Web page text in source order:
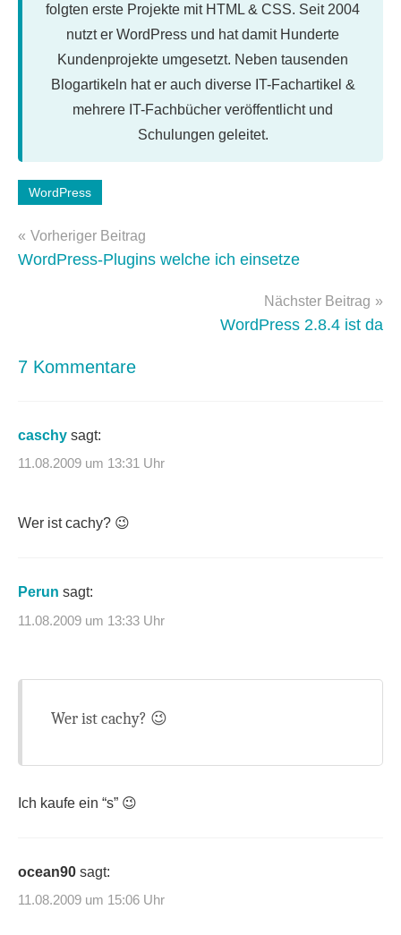
folgten erste Projekte mit HTML & CSS. Seit 2004
nutzt er WordPress und hat damit Hunderte
Kundenprojekte umgesetzt. Neben tausenden
Blogartikeln hat er auch diverse IT-Fachartikel &
mehrere IT-Fachbücher veröffentlicht und
Schulungen geleitet.
Schlagwörter:
Tipps
WordPress
Beitragsnavigation
Vorheriger Beitrag
WordPress-Plugins welche ich einsetze
Nächster Beitrag
WordPress 2.8.4 ist da
7 Kommentare
caschy sagt:
11.08.2009 um 13:31 Uhr
Wer ist cachy? 😉
Perun sagt:
11.08.2009 um 13:33 Uhr
Wer ist cachy? 😉
Ich kaufe ein “s” 😉
ocean90 sagt:
11.08.2009 um 15:06 Uhr